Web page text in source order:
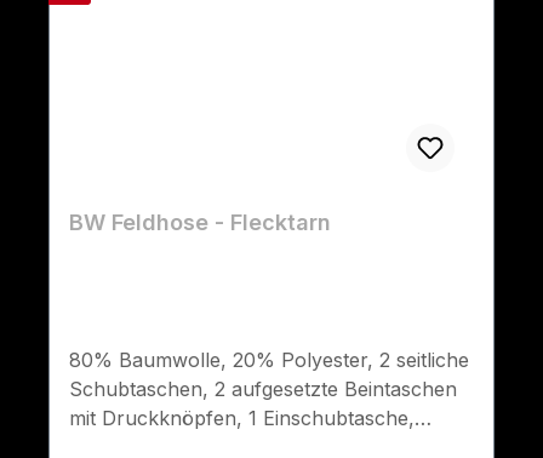
BW Feldhose - Flecktarn
80% Baumwolle, 20% Polyester, 2 seitliche
Schubtaschen, 2 aufgesetzte Beintaschen
mit Druckknöpfen, 1 Einschubtasche,